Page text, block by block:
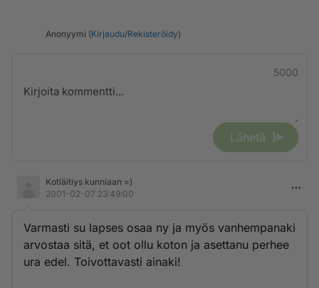
Anonyymi (Kirjaudu/Rekisteröidy)
5000
Lähetä
Kotiäitiys kunniaan =)
2001-02-07 23:49:00
Varmasti su lapses osaa ny ja myös vanhempanaki
arvostaa sitä, et oot ollu koton ja asettanu perhee
ura edel. Toivottavasti ainaki!